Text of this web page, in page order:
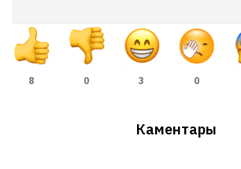
8 0 3 0
Каментары